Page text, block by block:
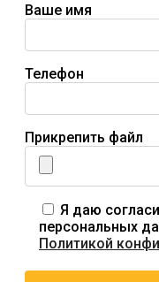
Ваше имя
Телефон
Прикрепить файл
Я даю
персональных
Политикой